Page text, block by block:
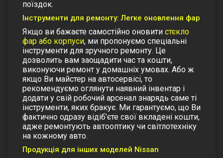
поїздок.
Інструменти для ремонту: Легке оновлення фар
Якщо ви бажаєте самостійно оновити стєкло
фар або корпуси, ми пропонуємо спеціальні
інструменти для зручного ремонту. Це
дозволить вам заощадити час та кошти,
виконуючи ремонт у домашніх умовах. Або ж
якщо Ви майстер на автосервісі, то
рекомендуємо оглянути наявний інвентар і
додати у свій робочий арсенал знарядь саме ті
інструменти, яких бракує. Ми гарантуємо, що Ви
фактично одразу відіб’єте свої вкладені кошти,
адже ремонтують автооптику чи світлотехніку
на кожному авто.
Продукція для інших моделей Nissan